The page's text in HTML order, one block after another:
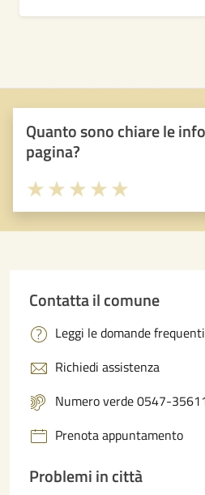
Quanto sono chiare le
pagina?
Valuta 5 stelle
Valuta 4 stelle su 5
Valuta 3 stelle su 5
Valuta 2 stelle su 5
Valuta 1 stelle su 5
Contatta il comune
Leggi le domande frequenti
Richiedi assistenza
Numero verde 0547-
Prenota appuntamento
Problemi in città